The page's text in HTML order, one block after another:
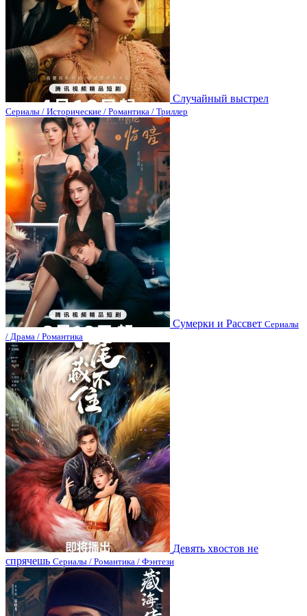
Случайный выстрел
Сериалы / Исторические / Романтика / Триллер
Сумерки и Рассвет Сериалы
/ Драма / Романтика
Девять хвостов не
спрячешь Сериалы / Романтика / Фэнтези